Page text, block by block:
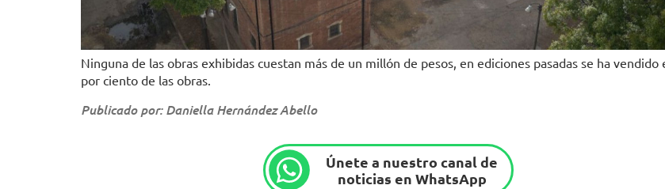
Ninguna de las obras exhibidas cuestan más de un millón de pesos, en ediciones pasadas se ha vendido
por ciento de las obras.
Publicado por: Daniella Hernández Abello
Únete a nuestro canal de
noticias en WhatsApp